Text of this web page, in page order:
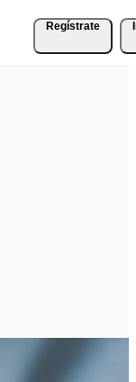
Regístrate